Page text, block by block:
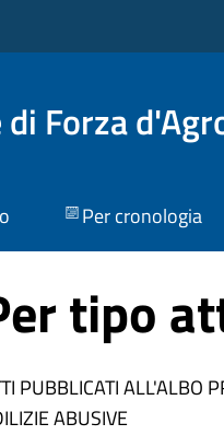
di Forza
Per cronologia
tipo
PUBBLICATI ALL'ALBO
ABUSIVE